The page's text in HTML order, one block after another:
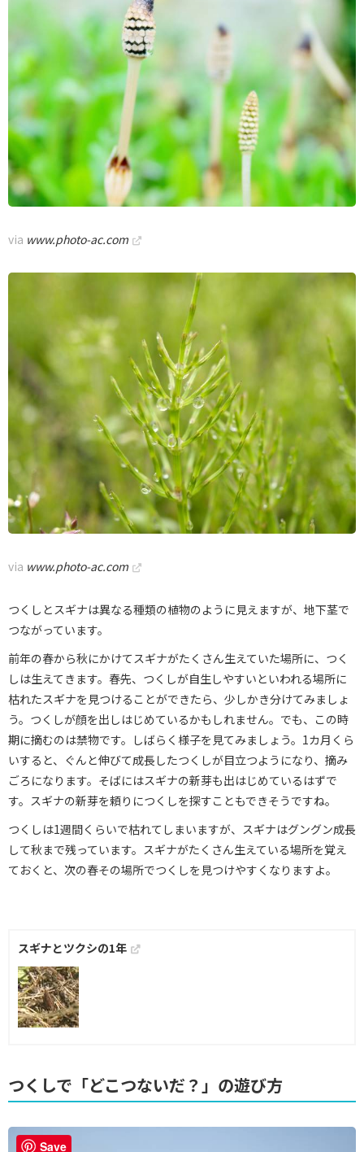
via www.photo-ac.com
via www.photo-ac.com
つくしとスギナは異なる種類の植物のように見えますが、地下茎で
つながっています。
前年の春から秋にかけてスギナがたくさん生えていた場所に、つく
しは生えてきます。春先、つくしが自生しやすいといわれる場所に
枯れたスギナを見つけることができたら、少しかき分けてみましょ
う。つくしが顔を出しはじめているかもしれません。でも、この時
期に摘むのは禁物です。しばらく様子を見てみましょう。1カ月くら
いすると、ぐんと伸びて成長したつくしが目立つようになり、摘み
ごろになります。そばにはスギナの新芽も出はじめているはずで
す。スギナの新芽を頼りにつくしを探すこともできそうですね。
つくしは1週間くらいで枯れてしまいますが、スギナはグングン成長
して秋まで残っています。スギナがたくさん生えている場所を覚え
ておくと、次の春その場所でつくしを見つけやすくなりますよ。
スギナとツクシの1年
つくしで「どこつないだ？」の遊び方
Save